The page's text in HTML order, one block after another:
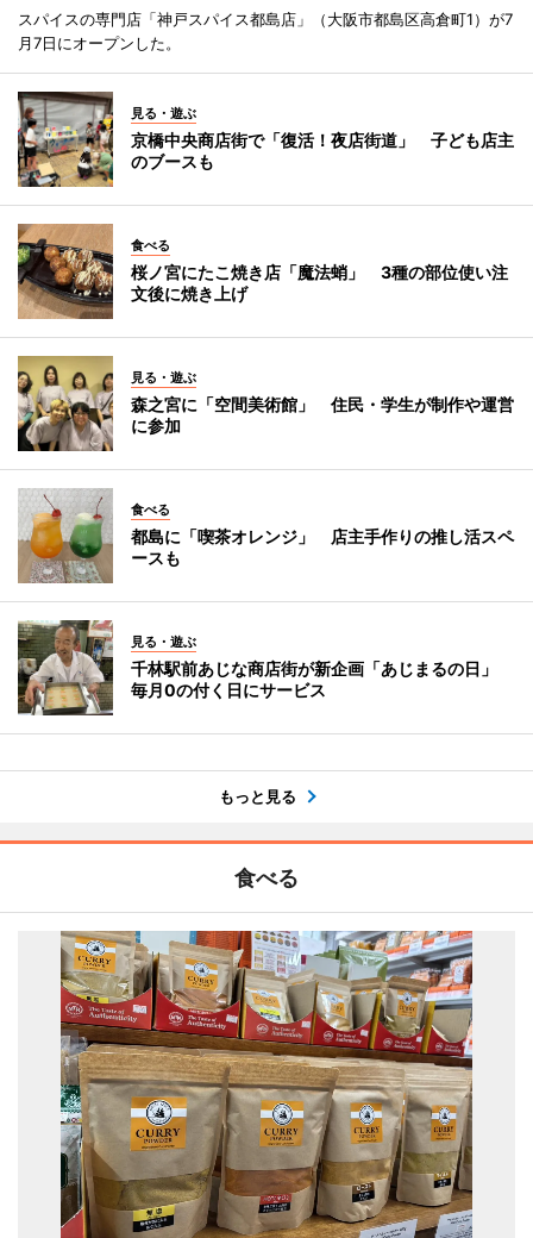
スパイスの専門店「神戸スパイス都島店」（大阪市都島区高倉町1）が7
月7日にオープンした。
見る・遊ぶ
京橋中央商店街で「復活！夜店街道」 子ども店主
のブースも
食べる
桜ノ宮にたこ焼き店「魔法蛸」 3種の部位使い注
文後に焼き上げ
見る・遊ぶ
森之宮に「空間美術館」 住民・学生が制作や運営
に参加
食べる
都島に「喫茶オレンジ」 店主手作りの推し活スペ
ースも
見る・遊ぶ
千林駅前あじな商店街が新企画「あじまるの日」
毎月0の付く日にサービス
もっと見る
食べる